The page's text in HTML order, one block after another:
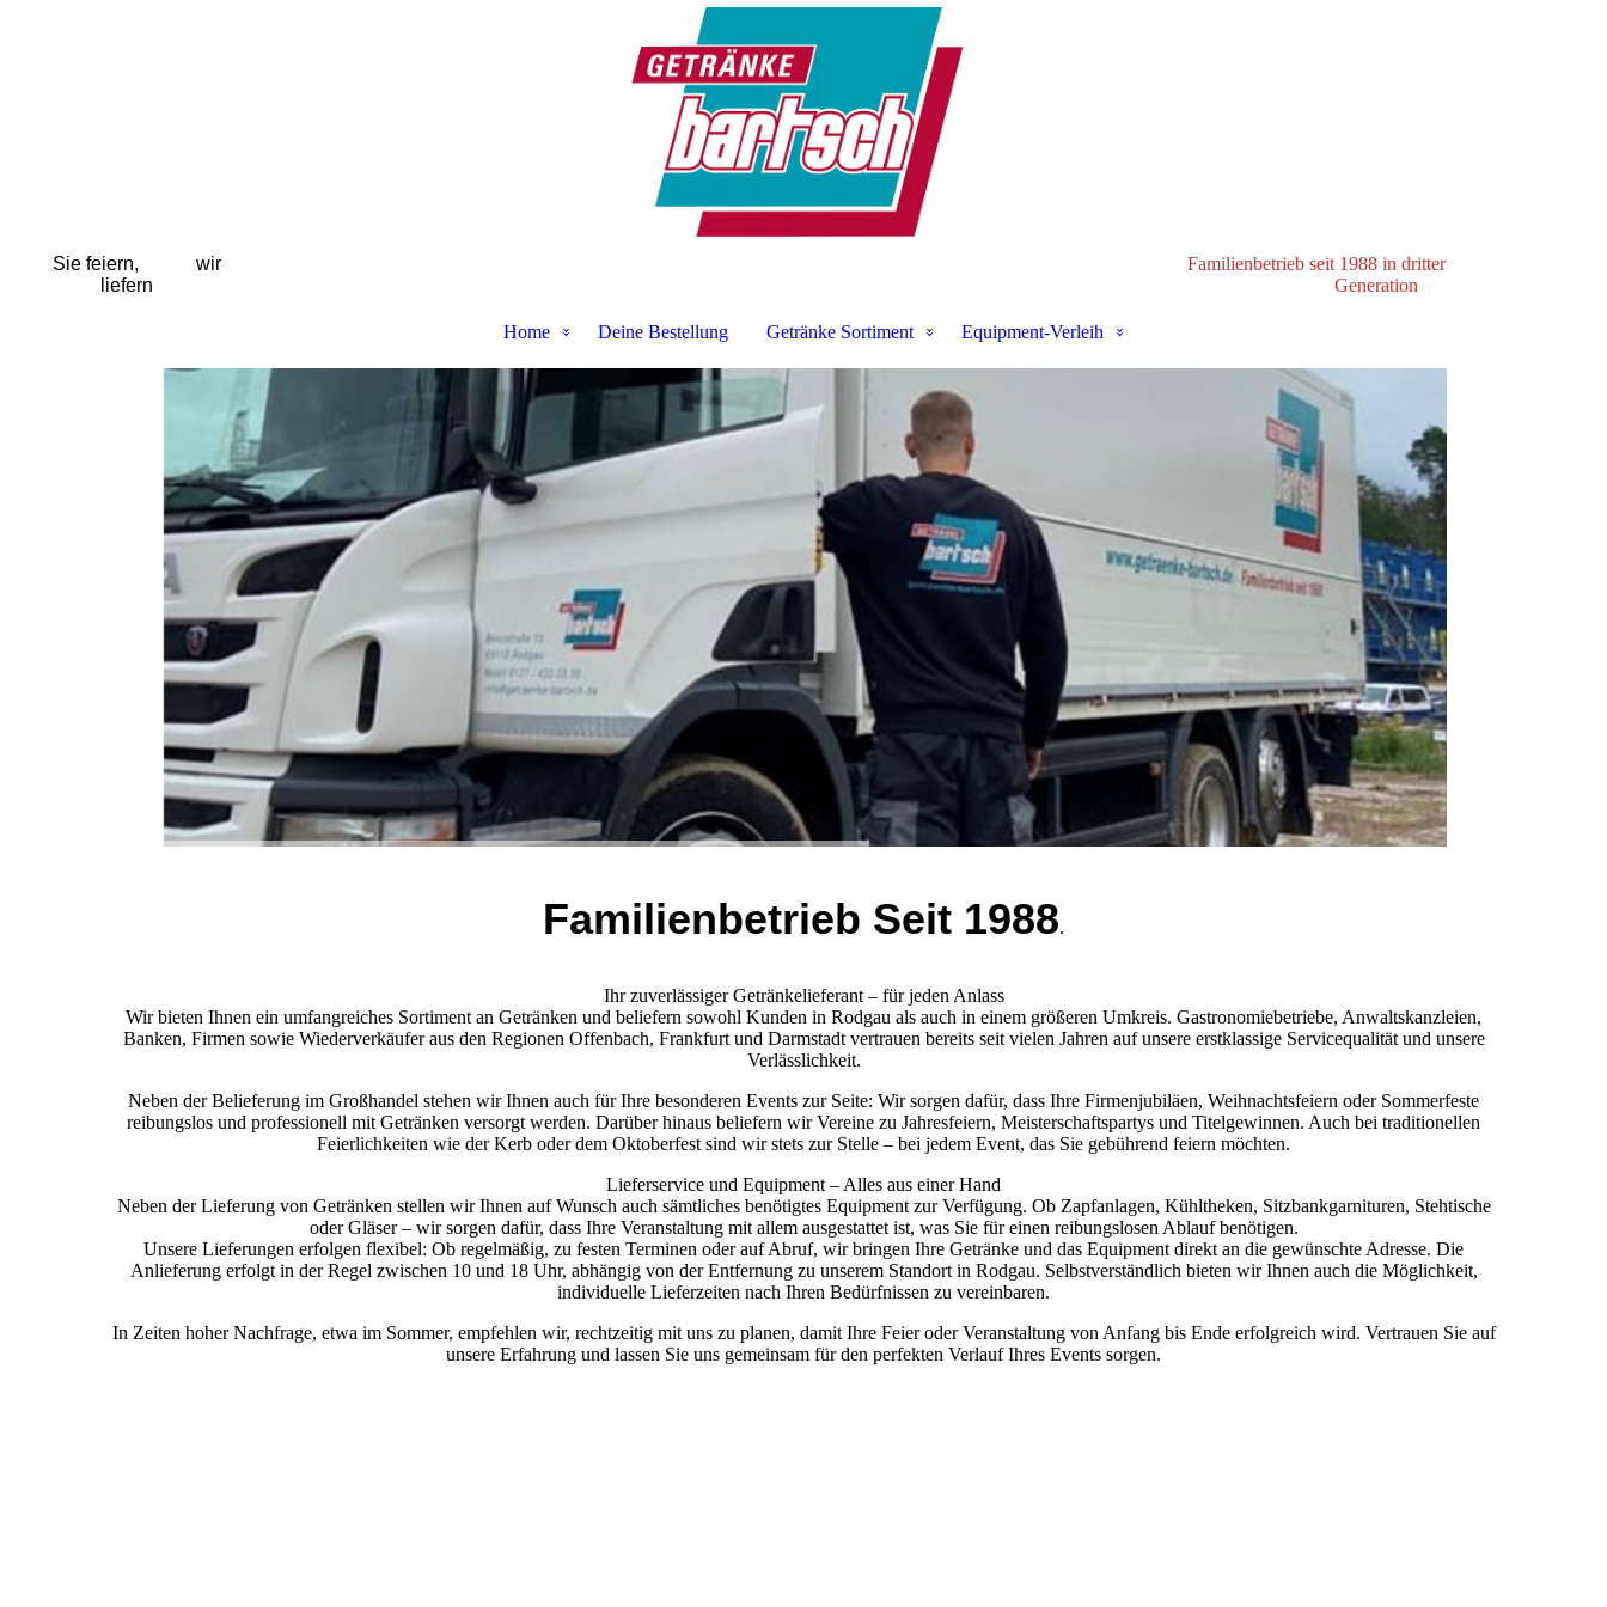
Sie feiern, wir
liefern
Familienbetrieb seit 1988 in dritter
Generation
Home Deine Bestellung Getränke Sortiment Equipment-Verleih
Familienbetrieb Seit 1988.
Ihr zuverlässiger Getränkelieferant – für jeden Anlass
Wir bieten Ihnen ein umfangreiches Sortiment an Getränken und beliefern sowohl Kunden in Rodgau als auch in einem größeren Umkreis. Gastronomiebetriebe, Anwaltskanzleien,
Banken, Firmen sowie Wiederverkäufer aus den Regionen Offenbach, Frankfurt und Darmstadt vertrauen bereits seit vielen Jahren auf unsere erstklassige Servicequalität und unsere
Verlässlichkeit.
Neben der Belieferung im Großhandel stehen wir Ihnen auch für Ihre besonderen Events zur Seite: Wir sorgen dafür, dass Ihre Firmenjubiläen, Weihnachtsfeiern oder Sommerfeste
reibungslos und professionell mit Getränken versorgt werden. Darüber hinaus beliefern wir Vereine zu Jahresfeiern, Meisterschaftspartys und Titelgewinnen. Auch bei traditionellen
Feierlichkeiten wie der Kerb oder dem Oktoberfest sind wir stets zur Stelle – bei jedem Event, das Sie gebührend feiern möchten.
Lieferservice und Equipment – Alles aus einer Hand
Neben der Lieferung von Getränken stellen wir Ihnen auf Wunsch auch sämtliches benötigtes Equipment zur Verfügung. Ob Zapfanlagen, Kühltheken, Sitzbankgarnituren, Stehtische
oder Gläser – wir sorgen dafür, dass Ihre Veranstaltung mit allem ausgestattet ist, was Sie für einen reibungslosen Ablauf benötigen.
Unsere Lieferungen erfolgen flexibel: Ob regelmäßig, zu festen Terminen oder auf Abruf, wir bringen Ihre Getränke und das Equipment direkt an die gewünschte Adresse. Die
Anlieferung erfolgt in der Regel zwischen 10 und 18 Uhr, abhängig von der Entfernung zu unserem Standort in Rodgau. Selbstverständlich bieten wir Ihnen auch die Möglichkeit,
individuelle Lieferzeiten nach Ihren Bedürfnissen zu vereinbaren.
In Zeiten hoher Nachfrage, etwa im Sommer, empfehlen wir, rechtzeitig mit uns zu planen, damit Ihre Feier oder Veranstaltung von Anfang bis Ende erfolgreich wird. Vertrauen Sie auf
unsere Erfahrung und lassen Sie uns gemeinsam für den perfekten Verlauf Ihres Events sorgen.